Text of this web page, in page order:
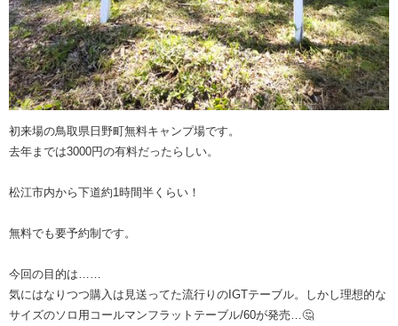
初来場の鳥取県日野町無料キャンプ場です。
去年までは3000円の有料だったらしい。
松江市内から下道約1時間半くらい！
無料でも要予約制です。
今回の目的は……
気にはなりつつ購入は見送ってた流行りのIGTテーブル。しかし理想的な
サイズのソロ用コールマンフラットテーブル/60が発売…🤔